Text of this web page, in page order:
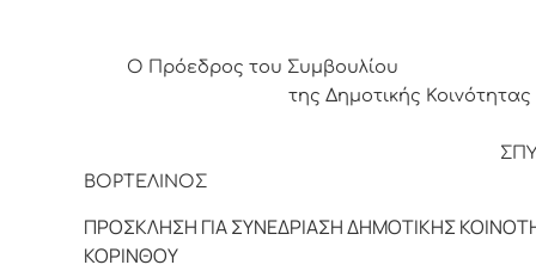
Ο Πρόεδρος του Συμβουλίου
της Δημοτικής Κοινότητας
ΒΟΡΤΕΛΙΝΟΣ
ΠΡΟΣΚΛΗΣΗ ΓΙΑ ΣΥΝΕΔΡΙΑΣΗ ΔΗΜΟΤΙΚΗΣ
ΚΟΡΙΝΘΟΥ